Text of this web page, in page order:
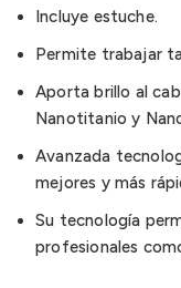
Incluye estuche.
Permite trabajar
Aporta brillo al
Nanotitanio y
Avanzada
mejores y más
Su tecnología
profesionales